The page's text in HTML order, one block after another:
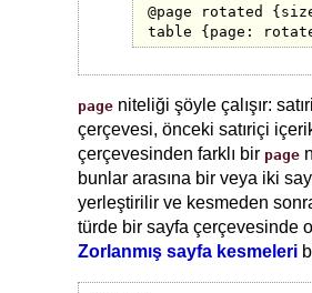
@page rotated
table {page:
page niteliği şöyle çalışır:
çerçevesi, önceki satıriçi
çerçevesinden farklı bir page
bunlar arasına bir veya iki
yerleştirilir ve kesmeden
türde bir sayfa çerçevesinde
Zorlanmış sayfa kesmeleri